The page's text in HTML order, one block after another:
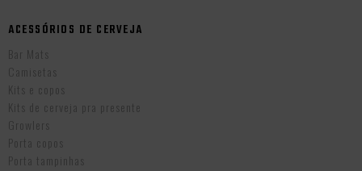
ACESSÓRIOS DE CERVEJA
Bar Mats
Camisetas
Kits e copos
Kits de cerveja pra presente
Growlers
Porta copos
Porta tampinhas